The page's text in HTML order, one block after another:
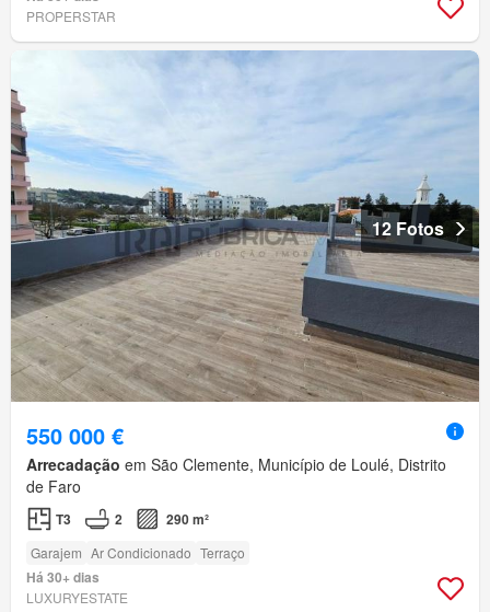
PROPERSTAR
12 Fotos
550 000 €
Arrecadação em São Clemente, Município de Loulé, Distrito
de Faro
T3 2 290 m²
Garajem Ar Condicionado Terraço
Há 30+ dias
LUXURYESTATE